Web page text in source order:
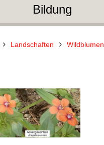
Bildung
Landschaften Wildblumen